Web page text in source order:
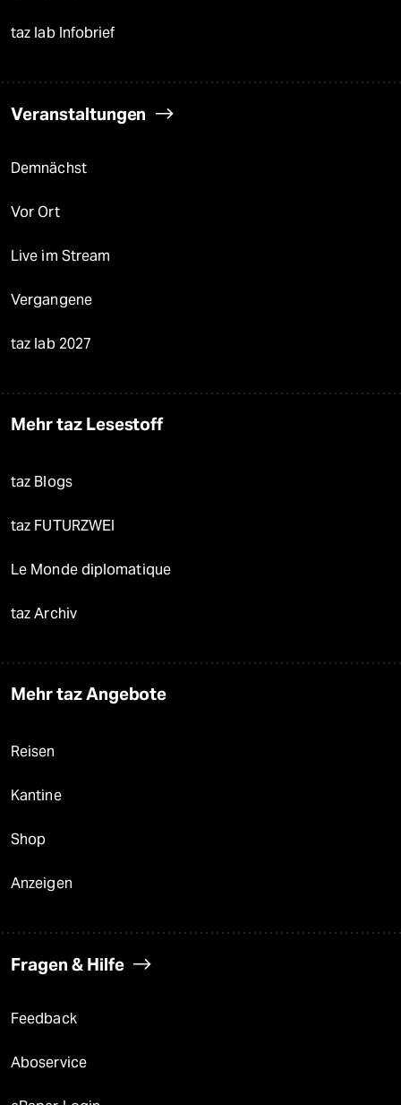
taz lab Infobrief
Veranstaltungen
Demnächst
Vor Ort
Live im Stream
Vergangene
taz lab 2027
Mehr taz Lesestoff
taz Blogs
taz FUTURZWEI
Le Monde diplomatique
taz Archiv
Mehr taz Angebote
Reisen
Kantine
Shop
Anzeigen
Fragen & Hilfe
Feedback
Aboservice